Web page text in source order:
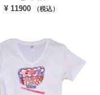
¥11900 （税込）